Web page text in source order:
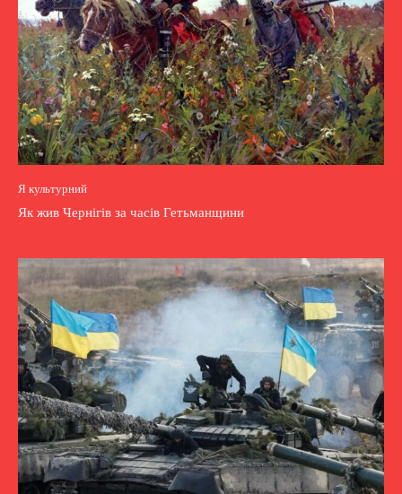
Я культурний
Як жив Чернігів за часів Гетьманщини